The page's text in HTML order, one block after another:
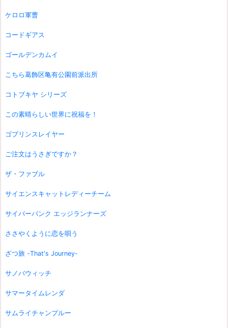
ケロロ軍曹
コードギアス
ゴールデンカムイ
こちら葛飾区亀有公園前派出所
コトブキヤ シリーズ
この素晴らしい世界に祝福を！
ゴブリンスレイヤー
ご注文はうさぎですか？
ザ・ファブル
サイエンスキャットレディーチーム
サイバーパンク エッジランナーズ
ささやくように恋を唄う
ざつ旅 -That's Journey-
サノバウィッチ
サマータイムレンダ
サムライチャンプルー